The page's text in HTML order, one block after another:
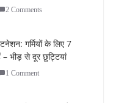
2 Comments
गर्मियों के लिए 7
भीड़ से दूर छुट्टियां
1 Comment